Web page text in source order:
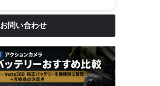
お問い合わせ